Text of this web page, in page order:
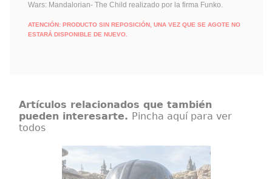
Wars: Mandalorian- The Child realizado por la firma Funko.
ATENCIÓN: PRODUCTO SIN REPOSICIÓN, UNA VEZ QUE SE AGOTE NO
ESTARÁ DISPONIBLE DE NUEVO.
Artículos relacionados que también
pueden interesarte. Pincha aquí para ver
todos
Casco Darth Vader Black Series Star
Wars: Obi-Wan Kenobi
Obi-Wan Kenobi tiene lugar varios